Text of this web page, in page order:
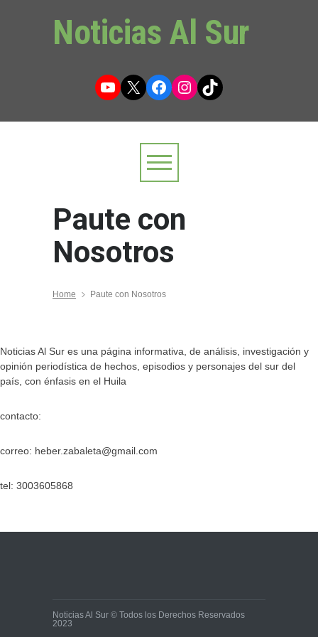
Noticias Al Sur
YouTube
X Facebook
Instagram
TikTok
Paute con
Nosotros
Home Paute con Nosotros
Noticias Al Sur es una página informativa, de análisis, investigación y
opinión periodística de hechos, episodios y personajes del sur del
país, con énfasis en el Huila
contacto:
correo: heber.zabaleta@gmail.com
tel: 3003605868
Noticias Al Sur © Todos los Derechos Reservados
2023